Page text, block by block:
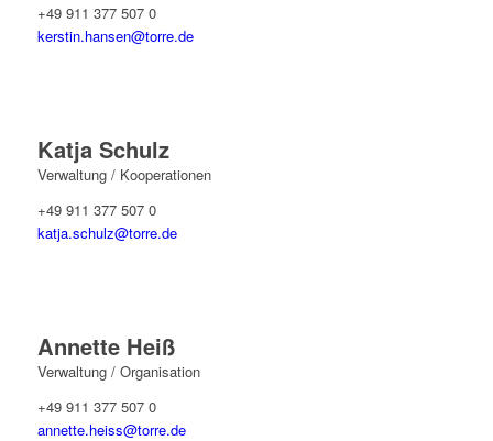
+49 911 377 507 0
kerstin.hansen@torre.de
Katja Schulz
Verwaltung / Kooperationen
+49 911 377 507 0
katja.schulz@torre.de
Annette Heiß
Verwaltung / Organisation
+49 911 377 507 0
annette.heiss@torre.de